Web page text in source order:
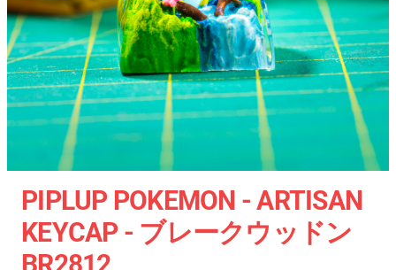
PIPLUP POKEMON - ARTISAN
KEYCAP - ブレークウッドン